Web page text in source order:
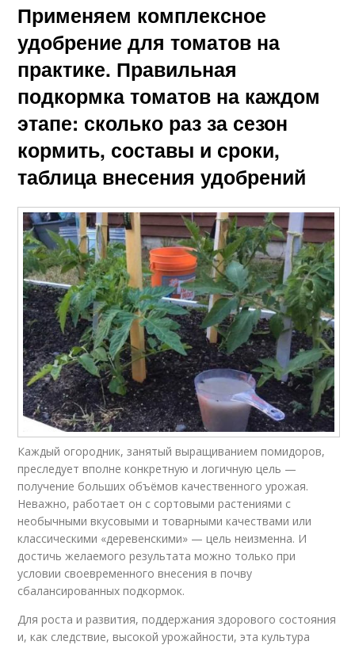
Применяем комплексное
удобрение для томатов на
практике. Правильная
подкормка томатов на каждом
этапе: сколько раз за сезон
кормить, составы и сроки,
таблица внесения удобрений
Каждый огородник, занятый выращиванием помидоров,
преследует вполне конкретную и логичную цель —
получение больших объёмов качественного урожая.
Неважно, работает он с сортовыми растениями с
необычными вкусовыми и товарными качествами или
классическими «деревенскими» — цель неизменна. И
достичь желаемого результата можно только при
условии своевременного внесения в почву
сбалансированных подкормок.
Для роста и развития, поддержания здорового состояния
и, как следствие, высокой урожайности, эта культура